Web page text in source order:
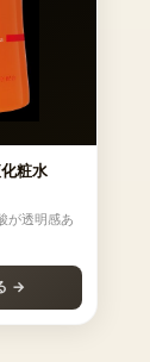
粧水
が透明感あ
→